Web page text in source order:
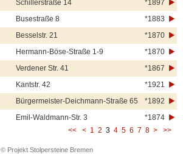
Schillerstraße 14
*1897
Busestraße 8
*1883
Besselstr. 21
*1870
Hermann-Böse-Straße 1-9
*1870
Verdener Str. 41
*1867
Kantstr. 42
*1921
Bürgermeister-Deichmann-Straße 65
*1892
Emil-Waldmann-Str. 3
*1874
<<
< 1 2 3 4 5 6 7 8 > >>
© Projekt Stolpersteine Bremen